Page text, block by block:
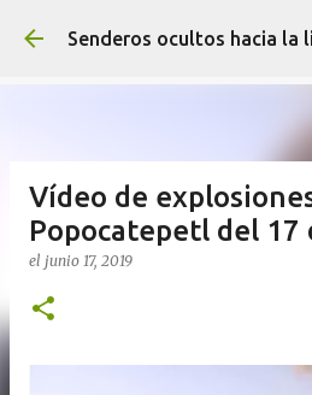
Ir al contenido
Senderos ocultos hacia la
Vídeo de
Popocatepetl del 17
el junio 17, 2019